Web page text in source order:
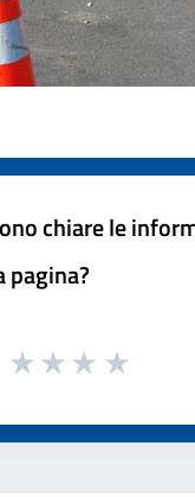
chiare le
pagina?